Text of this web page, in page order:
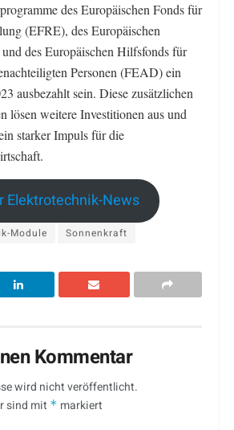
des Europäischen Fonds für
(EFRE), des Europäischen
des Europäischen Hilfsfonds für
Personen (FEAD) ein
ausbezahlt sein. Diese zusätzlichen
lösen weitere Investitionen aus und
starker Impuls für die
Elektrotechnik-News
Module Sonnenkraft
Kommentar
wird nicht veröffentlicht.
sind mit * markiert